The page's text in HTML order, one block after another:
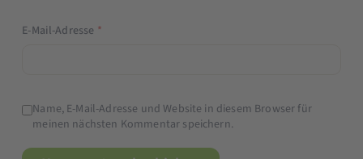
E-Mail-Adresse *
Name, E-Mail-Adresse und Website in diesem Browser für
meinen nächsten Kommentar speichern.